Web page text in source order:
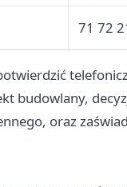
71 72
budowlany,
oraz